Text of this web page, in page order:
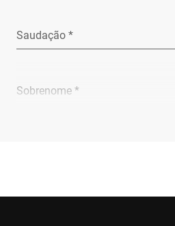
Saudação *
Sobrenome *
E-mail *